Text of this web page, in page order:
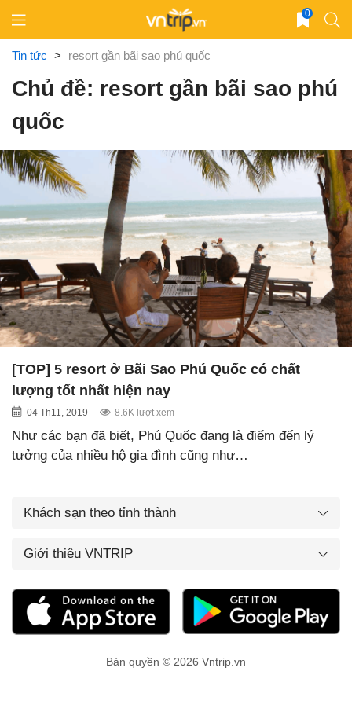
content
0
Tin tức > resort gần bãi sao phú quốc
Chủ đề: resort gần bãi sao phú
quốc
[TOP] 5 resort ở Bãi Sao Phú Quốc có chất
lượng tốt nhất hiện nay
04 Th11, 2019 8.6K lượt xem
Như các bạn đã biết, Phú Quốc đang là điểm đến lý
tưởng của nhiều hộ gia đình cũng như…
Khách sạn theo tỉnh thành
Giới thiệu VNTRIP
Bản quyền © 2026 Vntrip.vn